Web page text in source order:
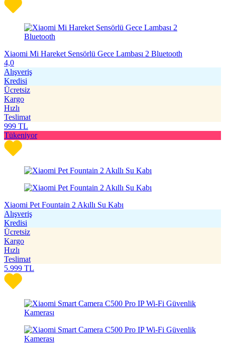
Xiaomi Mi Hareket Sensörlü Gece Lambası 2 Bluetooth
4,0
Alışveriş
Kredisi
Ücretsiz
Kargo
Hızlı
Teslimat
999 TL
Tükeniyor
Xiaomi Pet Fountain 2 Akıllı Su Kabı
Alışveriş
Kredisi
Ücretsiz
Kargo
Hızlı
Teslimat
5.999 TL